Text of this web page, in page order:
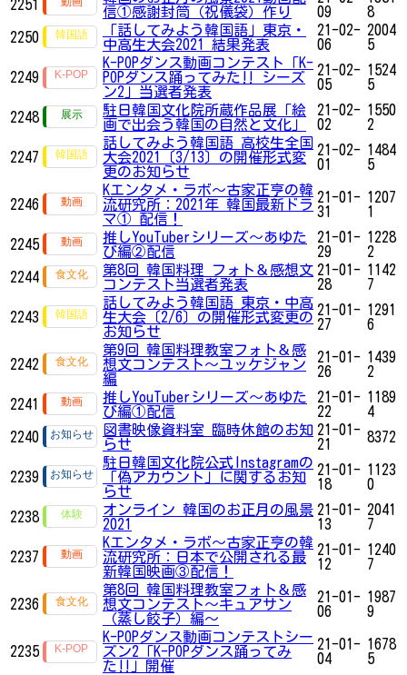
2251
信①感謝封筒（祝儀袋）作り
09
8
2250
「話してみよう韓国語」東京・
中高生大会2021 結果発表
21-02-
06
2004
5
2249
K-POPダンス動画コンテスト「K-
POPダンス踊ってみた‼ シーズ
ン2」​​​​​​当選者発表
21-02-
05
1524
5
2248
駐日韓国文化院所蔵作品展「絵
画で出会う韓国の自然と文化」
21-02-
02
1550
2
2247
話してみよう韓国語 高校生全国
大会2021〔3/13〕の開催形式変
更のお知らせ
21-02-
01
1484
5
2246
Kエンタメ・ラボ～古家正亨の韓
流研究所：2021年 韓国最新ドラ
マ① 配信！
21-01-
31
1207
1
2245
推しYouTuberシリーズ〜あゆた
び編②配信
21-01-
29
1228
2
2244
第8回 韓国料理 フォト＆感想文
コンテスト当選者発表
21-01-
28
1142
7
2243
話してみよう韓国語 東京・中高
生大会〔2/6〕の開催形式変更の
お知らせ
21-01-
27
1291
6
2242
第9回 韓国料理教室フォト＆感
想文コンテスト～ユッケジャン
編
21-01-
26
1439
2
2241
推しYouTuberシリーズ〜あゆた
び編①配信
21-01-
22
1189
4
2240
図書映像資料室 臨時休館のお知
らせ
21-01-
21
8372
2239
駐日韓国文化院公式Instagramの
「偽アカウント」に関するお知
らせ
21-01-
18
1123
0
2238
オンライン 韓国のお正月の風景
2021
21-01-
13
2041
7
2237
Kエンタメ・ラボ～古家正亨の韓
流研究所：日本で公開される最
新韓国映画③配信！
21-01-
12
1240
7
2236
第8回 韓国料理教室フォト＆感
想文コンテスト～キュアサン
（蒸し餃子）編～
21-01-
06
1987
9
2235
K-POPダンス動画コンテストシー
ズン2「K-POPダンス踊ってみ
た‼」開催
21-01-
04
1678
5